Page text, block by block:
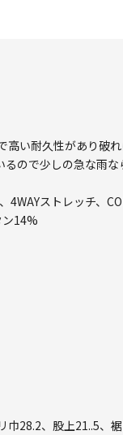
高い耐久性があり破
ので少しの急な雨な
ストレッチ、
14%
巾28.2、股上21..5、